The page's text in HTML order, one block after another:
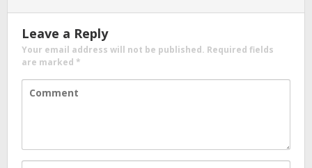
Leave a Reply
Your email address will not be published. Required fields
are marked *